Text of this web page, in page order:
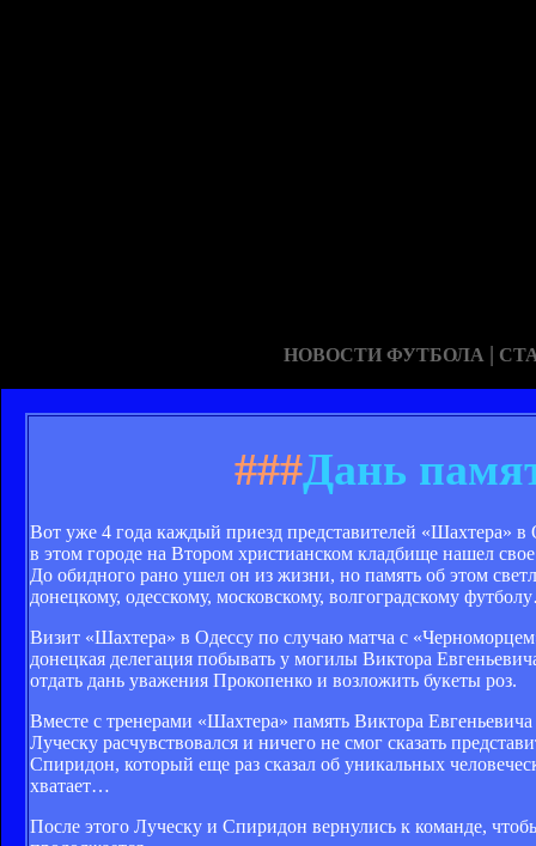
НОВОСТИ ФУТБОЛА |
###Дань
Вот уже 4 года каждый приезд представителей «Шахтера»
в этом городе на Втором христианском кладбище нашел
До обидного рано ушел он из жизни, но память об этом
донецкому, одесскому, московскому, волгоградскому
Визит «Шахтера» в Одессу по случаю матча с
донецкая делегация побывать у могилы Виктора
отдать дань уважения Прокопенко и возложить букеты роз.
Вместе с тренерами «Шахтера» память Виктора
Луческу расчувствовался и ничего не смог сказать
Спиридон, который еще раз сказал об уникальных
хватает…
После этого Луческу и Спиридон вернулись к команде,